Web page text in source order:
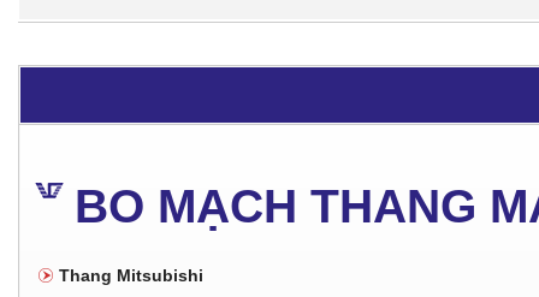
BO MẠCH THANG
Thang Mitsubishi